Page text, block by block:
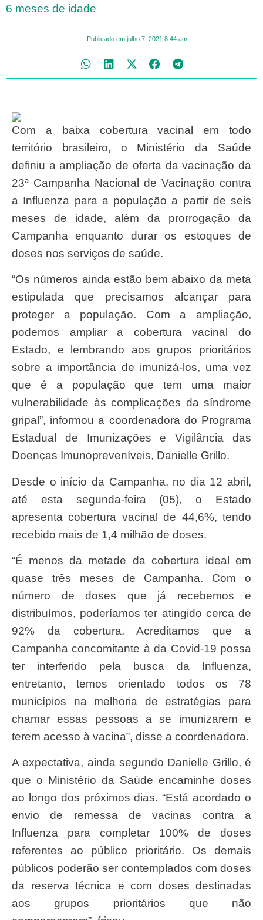
6 meses de idade
Publicado em julho 7, 2021 8:44 am
Com a baixa cobertura vacinal em todo
território brasileiro, o Ministério da Saúde
definiu a ampliação de oferta da vacinação da
23ª Campanha Nacional de Vacinação contra
a Influenza para a população a partir de seis
meses de idade, além da prorrogação da
Campanha enquanto durar os estoques de
doses nos serviços de saúde.
“Os números ainda estão bem abaixo da meta
estipulada que precisamos alcançar para
proteger a população. Com a ampliação,
podemos ampliar a cobertura vacinal do
Estado, e lembrando aos grupos prioritários
sobre a importância de imunizá-los, uma vez
que é a população que tem uma maior
vulnerabilidade às complicações da síndrome
gripal”, informou a coordenadora do Programa
Estadual de Imunizações e Vigilância das
Doenças Imunopreveníveis, Danielle Grillo.
Desde o início da Campanha, no dia 12 abril,
até esta segunda-feira (05), o Estado
apresenta cobertura vacinal de 44,6%, tendo
recebido mais de 1,4 milhão de doses.
“É menos da metade da cobertura ideal em
quase três meses de Campanha. Com o
número de doses que já recebemos e
distribuímos, poderíamos ter atingido cerca de
92% da cobertura. Acreditamos que a
Campanha concomitante à da Covid-19 possa
ter interferido pela busca da Influenza,
entretanto, temos orientado todos os 78
municípios na melhoria de estratégias para
chamar essas pessoas a se imunizarem e
terem acesso à vacina”, disse a coordenadora.
A expectativa, ainda segundo Danielle Grillo, é
que o Ministério da Saúde encaminhe doses
ao longo dos próximos dias. “Está acordado o
envio de remessa de vacinas contra a
Influenza para completar 100% de doses
referentes ao público prioritário. Os demais
públicos poderão ser contemplados com doses
da reserva técnica e com doses destinadas
aos grupos prioritários que não